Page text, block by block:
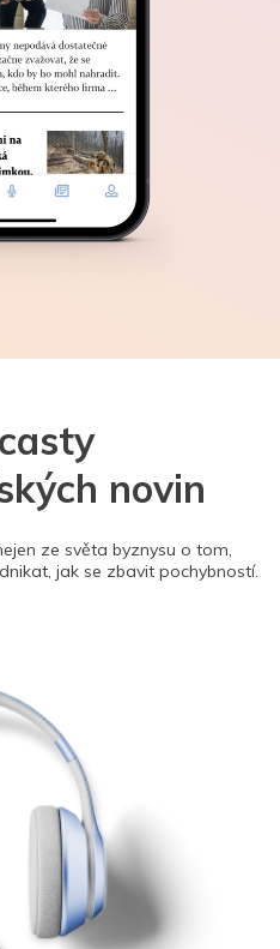
novin
ze světa byznysu o tom,
jak se zbavit pochybností.